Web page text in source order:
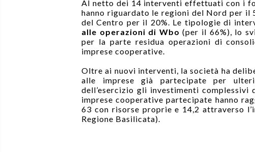
Al netto dei 14 interventi effettuati con i
hanno riguardato le regioni del Nord per il
del Centro per il 20%. Le tipologie di
alle operazioni di Wbo (per il 66%), lo
per la parte residua operazioni di
imprese cooperative.
Oltre ai nuovi interventi, la società ha
alle imprese già partecipate per
dell’esercizio gli investimenti
imprese cooperative partecipate hanno
63 con risorse proprie e 14,2 attraverso
Regione Basilicata).